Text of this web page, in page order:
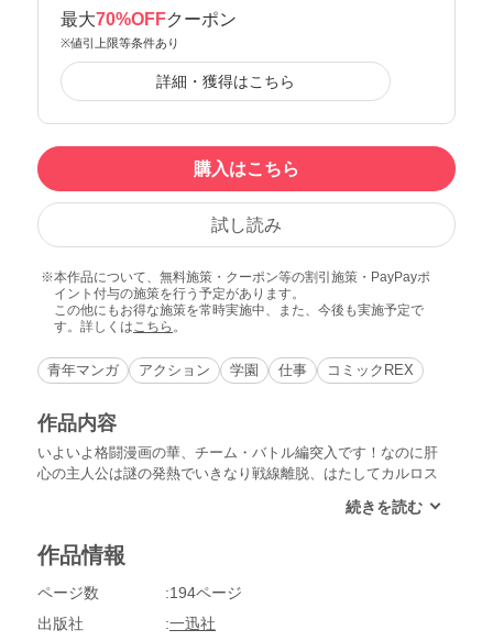
最大70%OFFクーポン
※値引上限等条件あり
詳細・獲得はこちら
購入はこちら
試し読み
本作品について、無料施策・クーポン等の割引施策・PayPayポ
イント付与の施策を行う予定があります。
この他にもお得な施策を常時実施中、また、今後も実施予定で
す。詳しくはこちら 。
青年マンガ アクション 学園 仕事 コミックREX
作品内容
いよいよ格闘漫画の華、チーム・バトル編突入です！なのに肝
心の主人公は謎の発熱でいきなり戦線離脱、はたしてカルロス
ん無理、っていうかそもそもメンバーは五人ちゃんと集められ
作品情報
ページ数
194ページ
出版社
一迅社